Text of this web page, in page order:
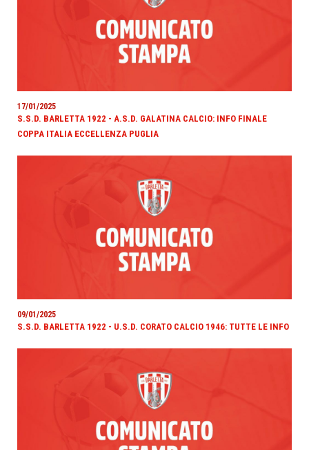
17/01/2025
S.S.D. BARLETTA 1922 - A.S.D. GALATINA CALCIO: INFO FINALE
COPPA ITALIA ECCELLENZA PUGLIA
09/01/2025
S.S.D. BARLETTA 1922 - U.S.D. CORATO CALCIO 1946: TUTTE LE INFO